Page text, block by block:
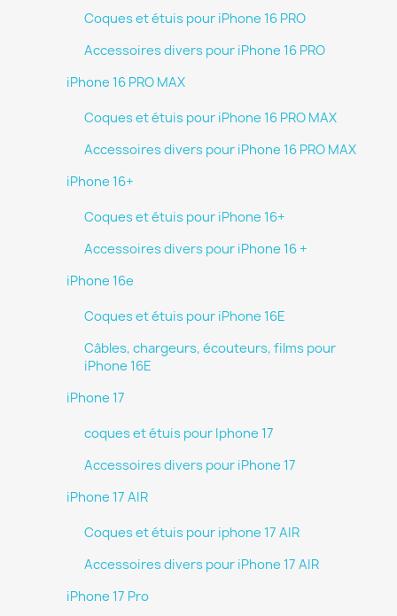
Coques et étuis pour iPhone 16 PRO
Accessoires divers pour iPhone 16 PRO
iPhone 16 PRO MAX
Coques et étuis pour iPhone 16 PRO MAX
Accessoires divers pour iPhone 16 PRO MAX
iPhone 16+
Coques et étuis pour iPhone 16+
Accessoires divers pour iPhone 16 +
iPhone 16e
Coques et étuis pour iPhone 16E
Câbles, chargeurs, écouteurs, films pour
iPhone 16E
iPhone 17
coques et étuis pour Iphone 17
Accessoires divers pour iPhone 17
iPhone 17 AIR
Coques et étuis pour iphone 17 AIR
Accessoires divers pour iPhone 17 AIR
iPhone 17 Pro